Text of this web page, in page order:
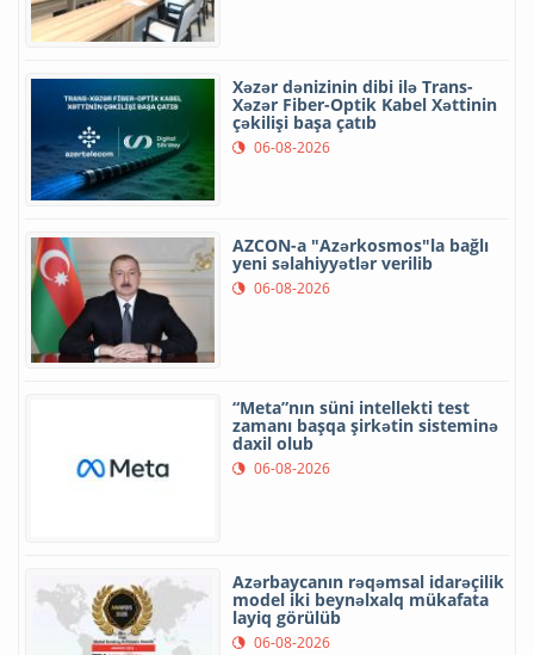
Xəzər dənizinin dibi ilə Trans-
Xəzər Fiber-Optik Kabel Xəttinin
çəkilişi başa çatıb
06-08-2026
AZCON-a "Azərkosmos"la bağlı
yeni səlahiyyətlər verilib
06-08-2026
“Meta”nın süni intellekti test
zamanı başqa şirkətin sisteminə
daxil olub
06-08-2026
Azərbaycanın rəqəmsal idarəçilik
model iki beynəlxalq mükafata
layiq görülüb
06-08-2026